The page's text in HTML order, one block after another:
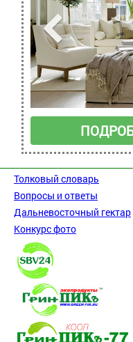
Толковый словарь
Вопросы и ответы
Дальневосточный гектар
Конкурс фото